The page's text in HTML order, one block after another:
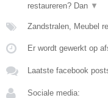
restaureren? Dan ▼
Zandstralen, Meubel
Er wordt gewerkt op
Laatste facebook
Sociale media: